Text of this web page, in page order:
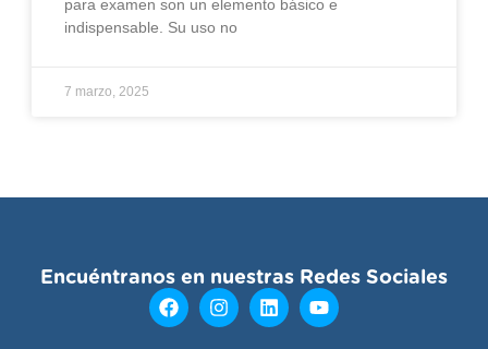
para examen son un elemento básico e
indispensable. Su uso no
7 marzo, 2025
Encuéntranos en nuestras Redes Sociales